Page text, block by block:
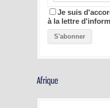
Je suis
à la lettre